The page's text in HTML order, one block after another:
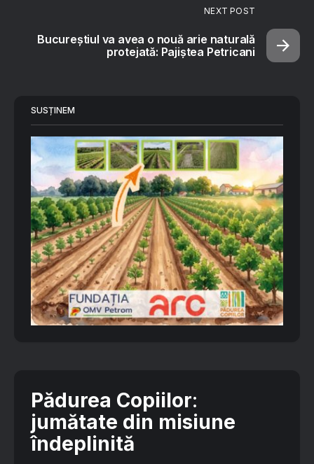
NEXT POST
Bucureștiul va avea o nouă arie naturală
protejată: Pajiștea Petricani
SUSȚINEM
Pădurea Copiilor:
jumătate din misiune
îndeplinită